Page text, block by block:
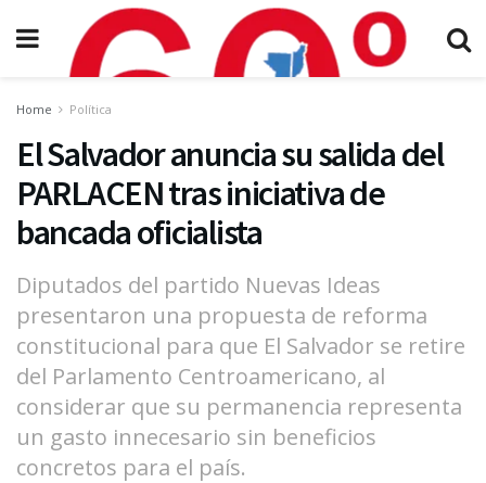
Home Política
El Salvador anuncia su salida del
PARLACEN tras iniciativa de
bancada oficialista
Diputados del partido Nuevas Ideas
presentaron una propuesta de reforma
constitucional para que El Salvador se retire
del Parlamento Centroamericano, al
considerar que su permanencia representa
un gasto innecesario sin beneficios
concretos para el país.